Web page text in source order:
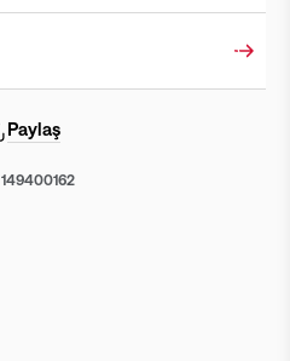
Paylaş
149400162